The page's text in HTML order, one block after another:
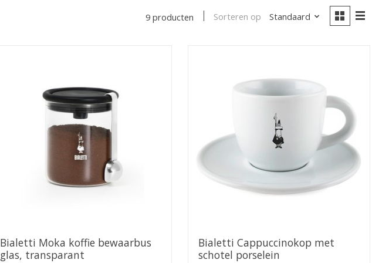
9 producten Sorteren op Standaard
Bialetti Moka koffie bewaarbus
glas, transparant
Bialetti Cappuccinokop met
schotel porselein